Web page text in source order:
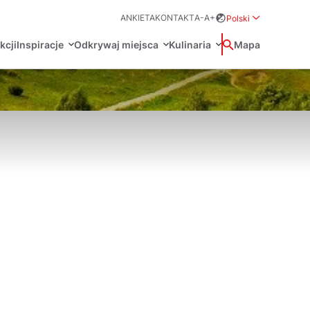
ANKIETAKONTAKTA-A+
Polski
Inspiracje Odkrywaj miejsca Kulinaria Wyszukaj
Mapa
Français